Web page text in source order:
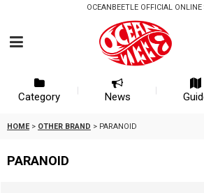
OCEANBEETLE OFFICIAL ONLINE
Category News
HOME > OTHER BRAND > PARANOID
PARANOID